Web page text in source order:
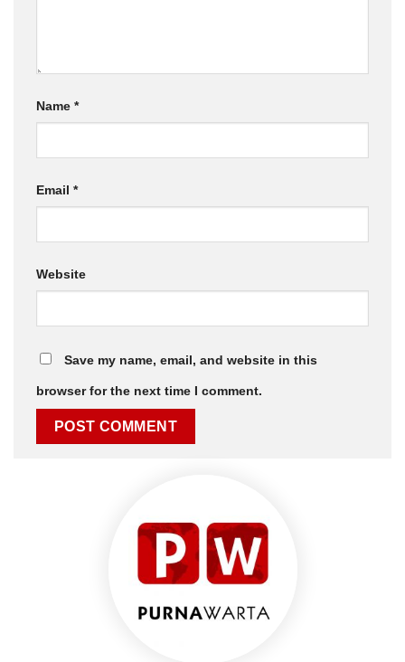
Name *
Email *
Website
Save my name, email, and website in this
browser for the next time I comment.